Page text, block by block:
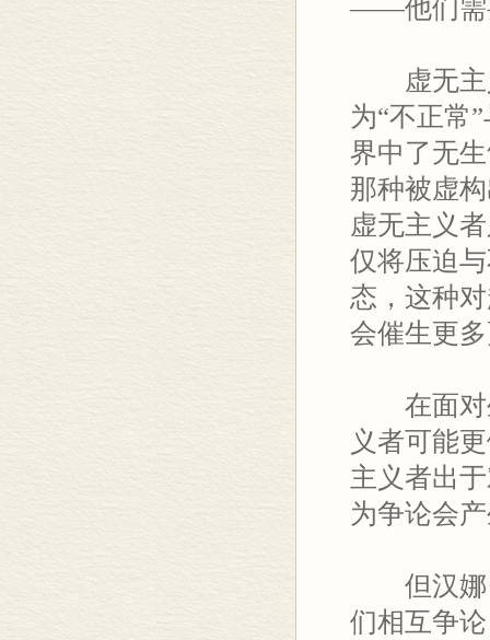
——他们需
虚无主义
为“不正常
界中了无
那种被虚
虚无主义
仅将压迫
态，这种
会催生更
在面对生
义者可能
主义者出
为争论会
但汉娜·
们相互争